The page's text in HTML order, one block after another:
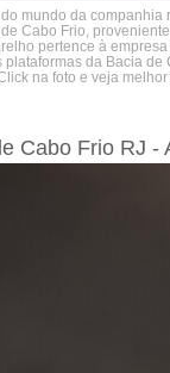
mundo da companhia
Cabo Frio,
pertence à
da Bacia
na foto e veja
Cabo Frio RJ -